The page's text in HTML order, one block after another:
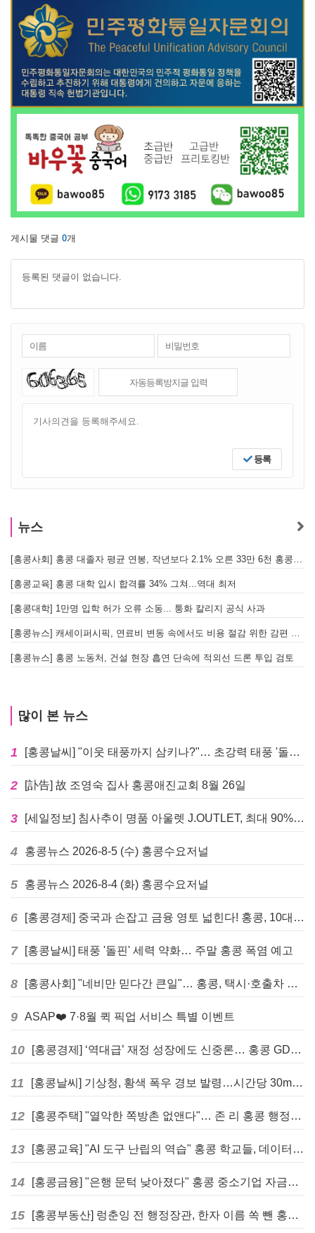
게시물 댓글 0개
등록된 댓글이 없습니다.
등록
뉴스
[홍콩사회] 홍콩 대졸자 평균 연봉, 작년보다 2.1% 오른 33만 6천 홍콩달러 기록
[홍콩교육] 홍콩 대학 입시 합격률 34% 그쳐...역대 최저
[홍콩대학] 1만명 입학 허가 오류 소동... 퉁화 칼리지 공식 사과
[홍콩뉴스] 캐세이퍼시픽, 연료비 변동 속에서도 비용 절감 위한 감편 계획 없어
[홍콩뉴스] 홍콩 노동처, 건설 현장 흡연 단속에 적외선 드론 투입 검토
많이 본 뉴스
1 [홍콩날씨] "이웃 태풍까지 삼키나?"… 초강력 태풍 '돌핀' 세력 재확장
2 [訃告] 故 조영숙 집사 홍콩애진교회 8월 26일
3 [세일정보] 침사추이 명품 아울렛 J.OUTLET, 최대 90% 빅 세일 진행
4 홍콩뉴스 2026-8-5 (수) 홍콩수요저널
5 홍콩뉴스 2026-8-4 (화) 홍콩수요저널
6 [홍콩경제] 중국과 손잡고 금융 영토 넓힌다! 홍콩, 10대 신규 정책 발표
7 [홍콩날씨] 태풍 '돌핀' 세력 약화… 주말 홍콩 폭염 예고
8 [홍콩사회] "네비만 믿다간 큰일"… 홍콩, 택시·호출차 통합 시험 도입하며 규제 본격화
9 ASAP❤️ 7·8월 퀵 픽업 서비스 특별 이벤트
10 [홍콩경제] ‘역대급’ 재정 성장에도 신중론… 홍콩 GDP 전망 상향 속 “지정학적 리스크 경계”
11 [홍콩날씨] 기상청, 황색 폭우 경보 발령…시간당 30mm 이상 강우 예보
12 [홍콩주택] "열악한 쪽방촌 없앤다"… 존 리 홍콩 행정장관, 4년 내 단계적 폐지 선언
13 [홍콩교육] "AI 도구 난립의 역습" 홍콩 학교들, 데이터 고립에 교육 효과 평가 비상
14 [홍콩금융] "은행 문턱 낮아졌다" 홍콩 중소기업 자금줄 숨통 트이나… HKMA "2분기 신용 조건 안정적"
15 [홍콩부동산] 렁춘잉 전 행정장관, 한자 이름 쏙 뺀 홍콩 고급 아파트 단지들에 쓴소리